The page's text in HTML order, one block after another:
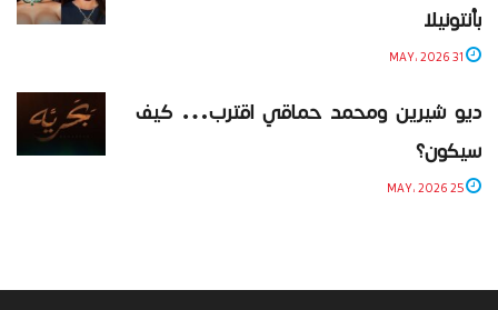
بأنتونيلا
ديو شيرين ومحمد حماقي اقترب… كيف
سيكون؟